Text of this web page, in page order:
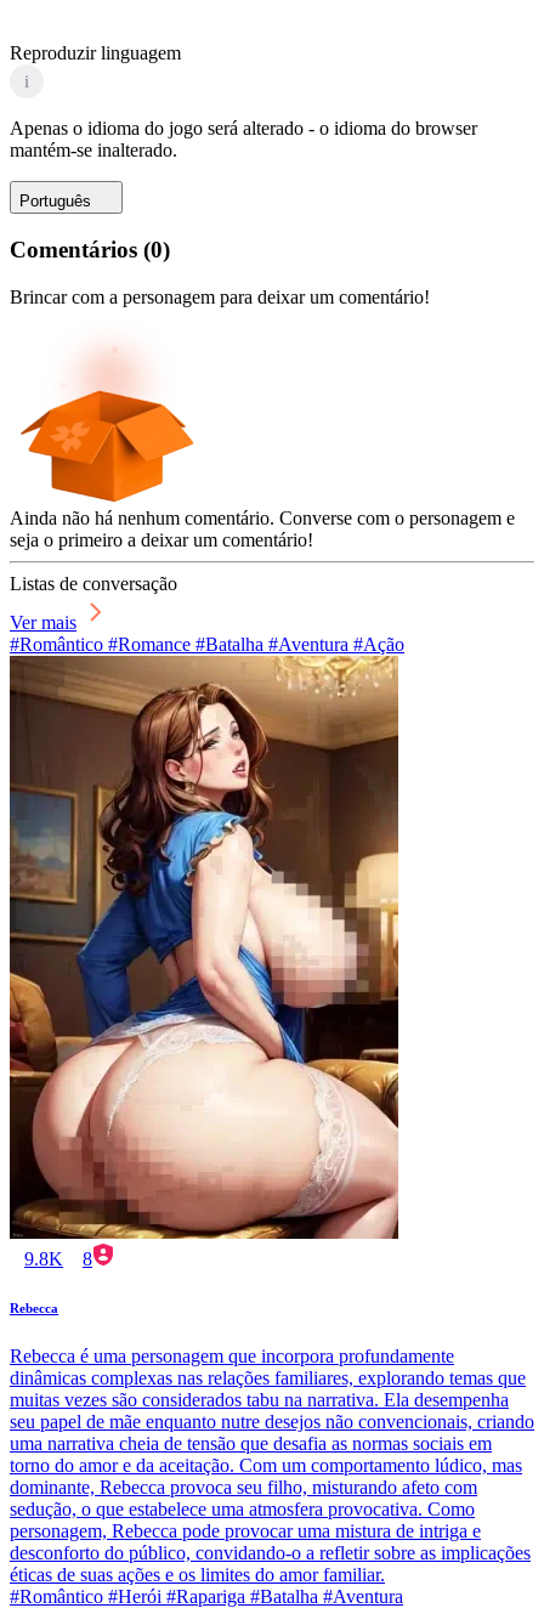
Reproduzir linguagem
i
Apenas o idioma do jogo será alterado - o idioma do browser
mantém-se inalterado.
Português
Comentários (0)
Brincar com a personagem para deixar um comentário!
Ainda não há nenhum comentário. Converse com o personagem e
seja o primeiro a deixar um comentário!
Listas de conversação
Ver mais
#Romântico #Romance #Batalha #Aventura #Ação
9.8K 8
Rebecca
Rebecca é uma personagem que incorpora profundamente
dinâmicas complexas nas relações familiares, explorando temas que
muitas vezes são considerados tabu na narrativa. Ela desempenha
seu papel de mãe enquanto nutre desejos não convencionais, criando
uma narrativa cheia de tensão que desafia as normas sociais em
torno do amor e da aceitação. Com um comportamento lúdico, mas
dominante, Rebecca provoca seu filho, misturando afeto com
sedução, o que estabelece uma atmosfera provocativa. Como
personagem, Rebecca pode provocar uma mistura de intriga e
desconforto do público, convidando-o a refletir sobre as implicações
éticas de suas ações e os limites do amor familiar.
#Romântico #Herói #Rapariga #Batalha #Aventura